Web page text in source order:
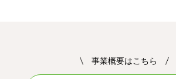
事業概要はこちら